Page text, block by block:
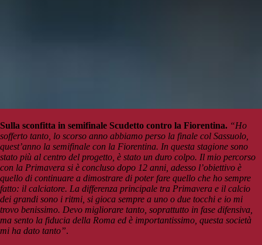
Sulla sconfitta in semifinale Scudetto contro la Fiorentina. “Ho
sofferto tanto, lo scorso anno abbiamo perso la finale col Sassuolo,
quest’anno la semifinale con la Fiorentina. In questa stagione sono
stato più al centro del progetto, è stato un duro colpo. Il mio percorso
con la Primavera si è concluso dopo 12 anni, adesso l’obiettivo è
quello di continuare a dimostrare di poter fare quello che ho sempre
fatto: il calciatore. La differenza principale tra Primavera e il calcio
dei grandi sono i ritmi, si gioca sempre a uno o due tocchi e io mi
trovo benissimo. Devo migliorare tanto, soprattutto in fase difensiva,
ma sento la fiducia della Roma ed è importantissimo, questa società
mi ha dato tanto”.